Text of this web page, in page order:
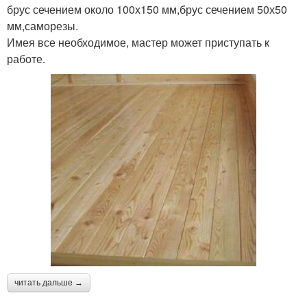
брус сечением около 100х150 мм,брус сечением 50х50
мм,саморезы.
Имея все необходимое, мастер может приступать к
работе.
читать дальше →